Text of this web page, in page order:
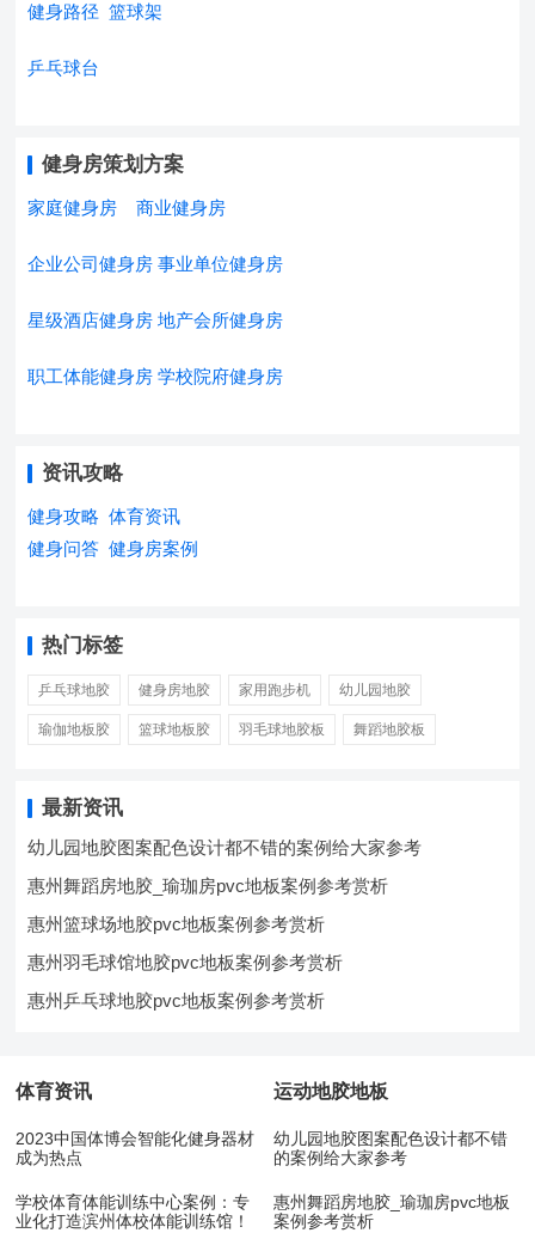
健身路径 篮球架
乒乓球台
健身房策划方案
家庭健身房 商业健身房
企业公司健身房 事业单位健身房
星级酒店健身房 地产会所健身房
职工体能健身房 学校院府健身房
资讯攻略
健身攻略 体育资讯
健身问答 健身房案例
热门标签
乒乓球地胶 健身房地胶 家用跑步机 幼儿园地胶
瑜伽地板胶 篮球地板胶 羽毛球地胶板 舞蹈地胶板
最新资讯
幼儿园地胶图案配色设计都不错的案例给大家参考
惠州舞蹈房地胶_瑜珈房pvc地板案例参考赏析
惠州篮球场地胶pvc地板案例参考赏析
惠州羽毛球馆地胶pvc地板案例参考赏析
惠州乒乓球地胶pvc地板案例参考赏析
体育资讯
2023中国体博会智能化健身器材
成为热点
学校体育体能训练中心案例：专
业化打造滨州体校体能训练馆！
运动地胶地板
幼儿园地胶图案配色设计都不错
的案例给大家参考
惠州舞蹈房地胶_瑜珈房pvc地板
案例参考赏析